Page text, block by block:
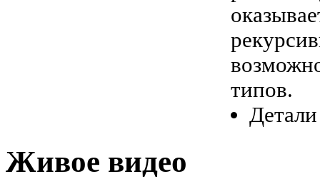
типов.
Живое видео